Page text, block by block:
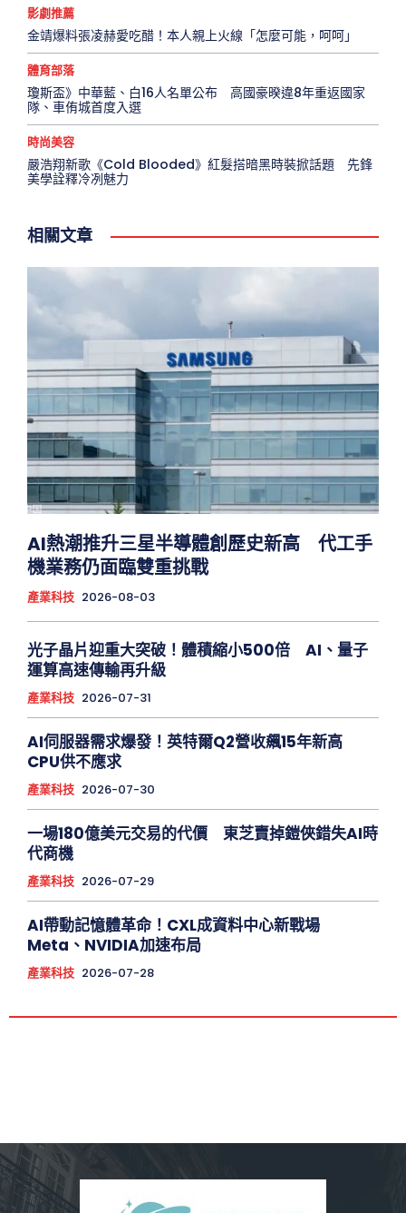
影劇推薦
金靖爆料張凌赫愛吃醋！本人親上火線「怎麼可能，呵呵」
體育部落
瓊斯盃》中華藍、白16人名單公布 高國豪暌違8年重返國家
隊、車侑城首度入選
時尚美容
嚴浩翔新歌《Cold Blooded》紅髮搭暗黑時裝掀話題 先鋒
美學詮釋冷冽魅力
相關文章
AI熱潮推升三星半導體創歷史新高 代工手
機業務仍面臨雙重挑戰
產業科技 2026-08-03
光子晶片迎重大突破！體積縮小500倍 AI、量子
運算高速傳輸再升級
產業科技 2026-07-31
AI伺服器需求爆發！英特爾Q2營收飆15年新高
CPU供不應求
產業科技 2026-07-30
一場180億美元交易的代價 東芝賣掉鎧俠錯失AI時
代商機
產業科技 2026-07-29
AI帶動記憶體革命！CXL成資料中心新戰場
Meta、NVIDIA加速布局
產業科技 2026-07-28